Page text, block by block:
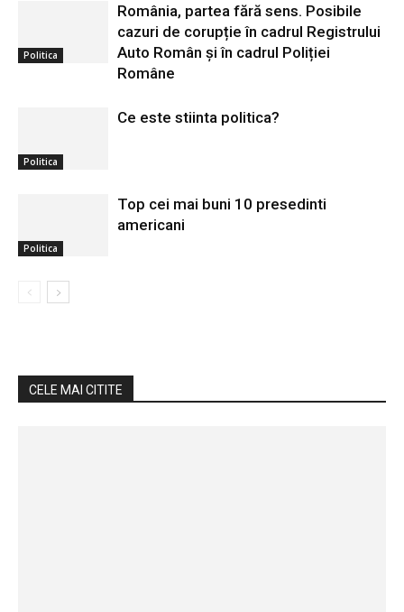
Politica
România, partea fără sens. Posibile
cazuri de corupție în cadrul Registrului
Auto Român și în cadrul Poliției
Române
Politica
Ce este stiinta politica?
Politica
Top cei mai buni 10 presedinti
americani
CELE MAI CITITE